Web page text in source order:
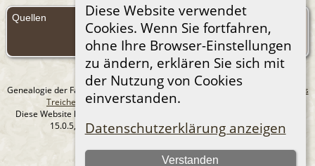
Diese Website verwendet
Cookies. Wenn Sie fortfahren,
ohne Ihre Browser-Einstellungen
zu ändern, erklären Sie sich mit
der Nutzung von Cookies
einverstanden.
Datenschutzerklärung anzeigen
Verstanden
Kind - Lemanowicz,
Catharina - 3 Mai 1865 -
Königlich Neudorf,
Landkreis Kulm,
Westpreußen
Kind - Lemanowicz,
Briesen, Westpreußen
Kind - Lemanowicz,
Quellen
Quellen
(Anmelden)
Genealogie der Familie Treichel aus Berlin. - erstellt und betreut von
Andreas
Treichel
Copyright © 2014-2026 Alle Rechte vorbehalten.
Diese Website läuft mit
15.0.5, programmiert von Darrin Lythgoe © 2001-2026.
Datenschutzerklärung
--- Self-Hosted at home ---